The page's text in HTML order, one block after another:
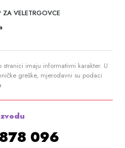
ZA VELETRGOVCE
imaju informativni karakter. U
greške, mjerodavni su podaci
096